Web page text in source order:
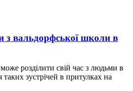
з вальдорфської школи в
розділити свій час з людьми в
таких зустрічей в притулках на